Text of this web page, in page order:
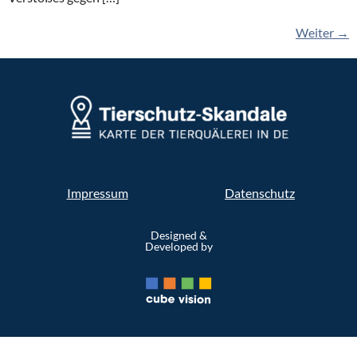
Weiter →
Impressum Datenschutz
Designed &
Developed by